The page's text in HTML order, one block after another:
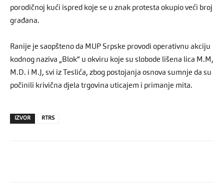
porodičnoj kući ispred koje se u znak protesta okupio veći broj
građana.
Ranije je saopšteno da MUP Srpske provodi operativnu akciju
kodnog naziva „Blok“ u okviru koje su slobode lišena lica M.M,
M.D. i M.J, svi iz Teslića, zbog postojanja osnova sumnje da su
počinili krivična djela trgovina uticajem i primanje mita.
IZVOR RTRS